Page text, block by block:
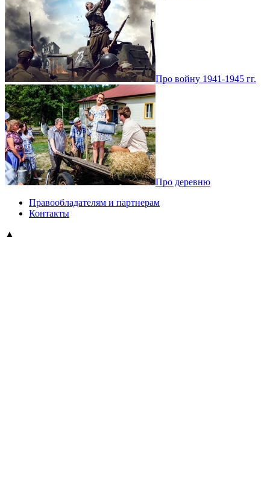
Про войну 1941-1945 гг.
Про деревню
Правообладателям и партнерам
Контакты
▲